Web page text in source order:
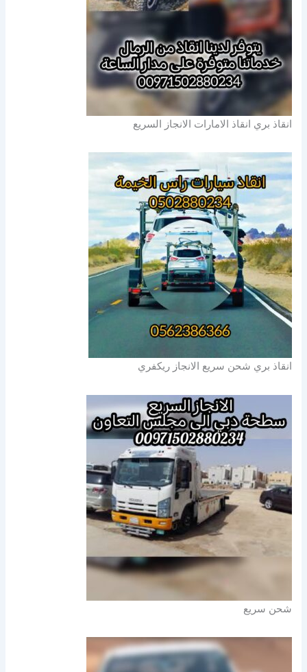
انقاذ بري انقاذ الامارات الانجاز السريع
انقاذ بري شحن سريع الانجاز ريكفري
شحن سريع